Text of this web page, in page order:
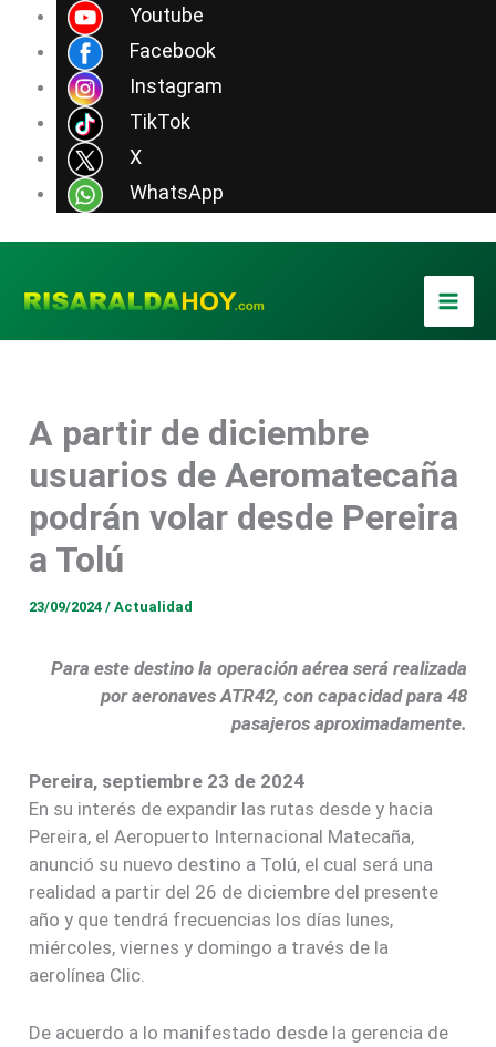
Youtube
Facebook
Instagram
TikTok
X
WhatsApp
contenido
A partir de diciembre
usuarios de Aeromatecaña
podrán volar desde Pereira
a Tolú
23/09/2024/Actualidad
Para este destino la operación aérea será realizada
por aeronaves ATR42, con capacidad para 48
pasajeros aproximadamente.
Pereira, septiembre 23 de 2024
En su interés de expandir las rutas desde y hacia
Pereira, el Aeropuerto Internacional Matecaña,
anunció su nuevo destino a Tolú, el cual será una
realidad a partir del 26 de diciembre del presente
año y que tendrá frecuencias los días lunes,
miércoles, viernes y domingo a través de la
aerolínea Clic.
De acuerdo a lo manifestado desde la gerencia de